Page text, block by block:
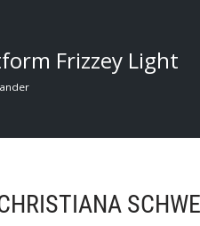
Frizzey Light